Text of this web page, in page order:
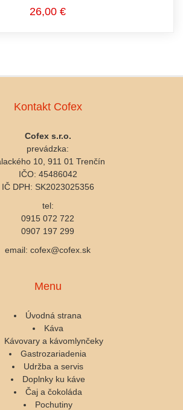
26,00 €
Kontakt Cofex
Cofex s.r.o.
prevádzka:
10, 911 01 Trenčín
IČO: 45486042
IČ DPH: SK2023025356
tel:
0915 072 722
0907 197 299
email: cofex@cofex.sk
Menu
Úvodná strana
Káva
Kávovary a kávomlynčeky
Gastrozariadenia
Udržba a servis
Doplnky ku káve
Čaj a čokoláda
Pochutiny